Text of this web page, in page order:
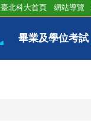
畢業及學位考試
臺北科大首頁 網站導覽